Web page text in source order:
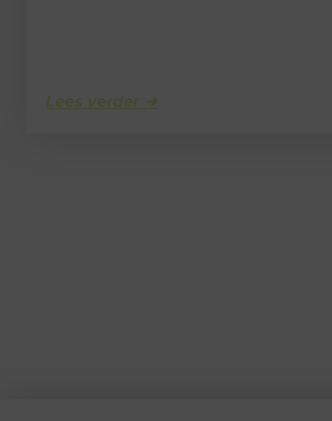
Lees verder ➜